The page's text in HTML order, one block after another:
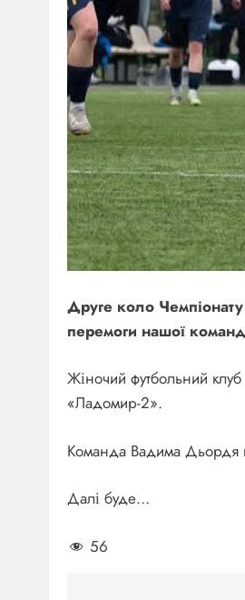
Друге коло
перемоги нашої
Жіночий футбольний
«Ладомир-2».
Команда Вадима Дьордя
Далі буде…
56